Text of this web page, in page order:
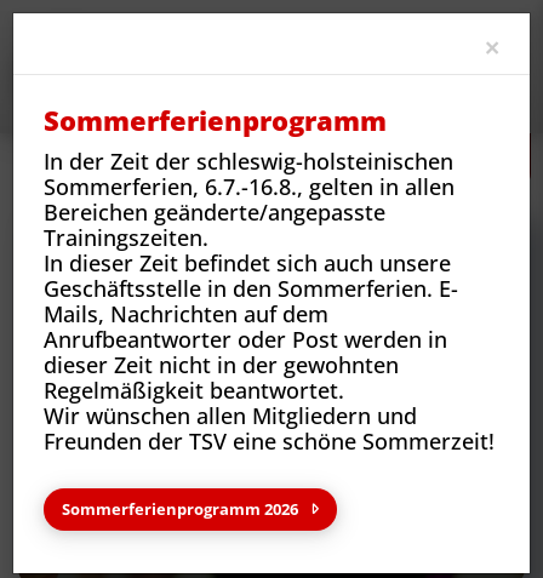
Neues Vereins-News Uwe Plog - eine Ära geht zu Ende
Neues aus deinem Verein
×
Sommerferienprogramm
In der Zeit der schleswig-holsteinischen
Sommerferien, 6.7.-16.8., gelten in allen
Bereichen geänderte/angepasste
Trainingszeiten.
In dieser Zeit befindet sich auch unsere
Geschäftsstelle in den Sommerferien. E-
Mails, Nachrichten auf dem
Anrufbeantworter oder Post werden in
dieser Zeit nicht in der gewohnten
Regelmäßigkeit beantwortet.
Wir wünschen allen Mitgliedern und
Freunden der TSV eine schöne Sommerzeit!
Sommerferienprogramm 2026